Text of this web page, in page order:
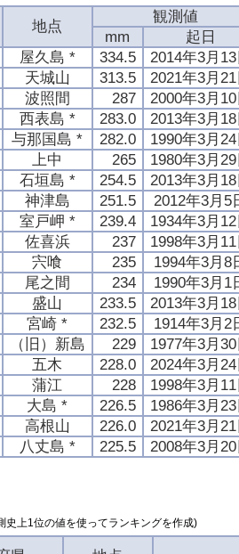
地点
観測値
mm
起日
屋久島 * 334.5
2014年3月
天城山 313.5
2021年3月
波照間 287
2000年3月
西表島 * 283.0
2013年3月
与那国島 * 282.0
1990年3月
上中 265
1980年3月
石垣島 * 254.5
2013年3月
神津島 251.5
2012年3月5
室戸岬 * 239.4
1934年3月
佐喜浜 237
1998年3月
宍喰 235
1994年3月8
尾之間 234
1990年3月1
盛山 233.5
2013年3月
宮崎 * 232.5
1914年3月2
（旧）新島 229
1977年3月
五木 228.0
2024年3月
蒲江 228
1998年3月
大島 * 226.5
1986年3月
高根山 226.0
2021年3月
八丈島 * 225.5 2008年3月
史上1位の値を使ってランキングを作成)